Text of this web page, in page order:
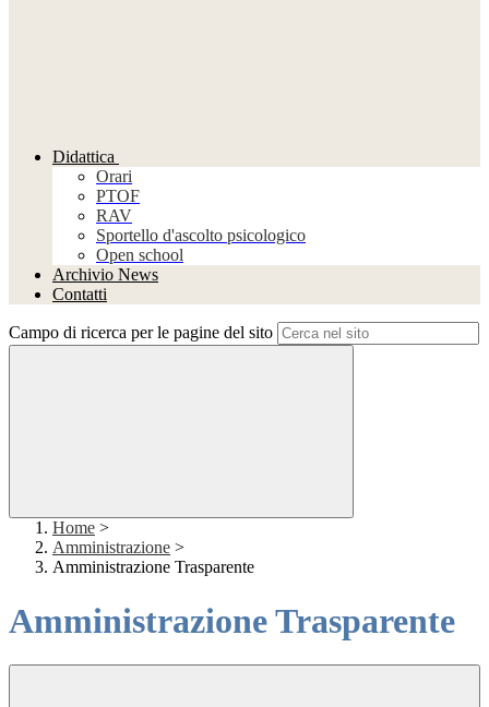
Didattica
Orari
PTOF
RAV
Sportello d'ascolto psicologico
Open school
Archivio News
Contatti
Campo di ricerca per le pagine del sito
Home >
Amministrazione >
Amministrazione Trasparente
Amministrazione Trasparente